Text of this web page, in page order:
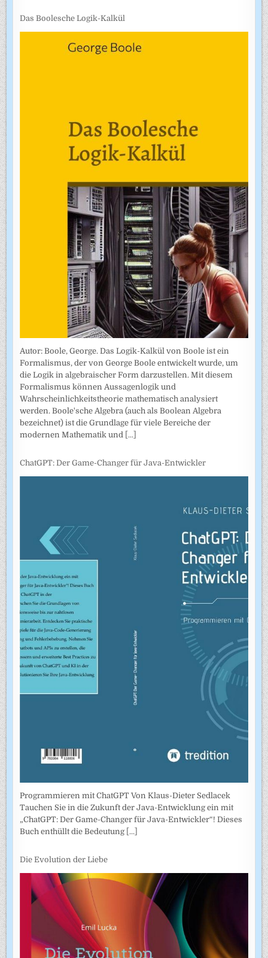
Das Boolesche Logik-Kalkül
Autor: Boole, George. Das Logik-Kalkül von Boole ist ein
Formalismus, der von George Boole entwickelt wurde, um
die Logik in algebraischer Form darzustellen. Mit diesem
Formalismus können Aussagenlogik und
Wahrscheinlichkeitstheorie mathematisch analysiert
werden. Boole'sche Algebra (auch als Boolean Algebra
bezeichnet) ist die Grundlage für viele Bereiche der
modernen Mathematik und [...]
ChatGPT: Der Game-Changer für Java-Entwickler
Programmieren mit ChatGPT Von Klaus-Dieter Sedlacek
Tauchen Sie in die Zukunft der Java-Entwicklung ein mit
„ChatGPT: Der Game-Changer für Java-Entwickler“! Dieses
Buch enthüllt die Bedeutung [...]
Die Evolution der Liebe